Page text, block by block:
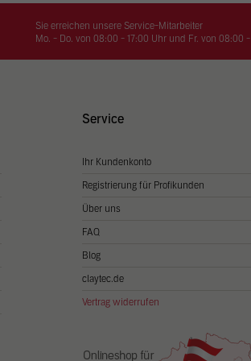
Sie erreichen unsere Service-Mitarbeiter
Mo. - Do. von 08:00 - 17:00 Uhr und Fr. von 08:00
Service
Ihr Kundenkonto
Registrierung für Profikunden
Über uns
FAQ
Blog
claytec.de
Vertrag widerrufen
Sie